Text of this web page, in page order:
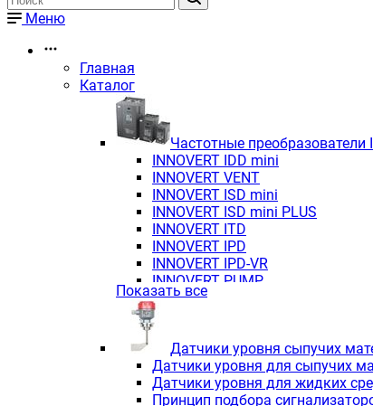
Меню
Главная
Каталог
Частотные преобразователи
INNOVERT IDD mini
INNOVERT VENT
INNOVERT ISD mini
INNOVERT ISD mini PLUS
INNOVERT ITD
INNOVERT IРD
INNOVERT IРD-VR
INNOVERT PUMP
Показать все
Датчики уровня сыпучих
Датчики уровня для сыпучих
Датчики уровня для жидких
Принцип подбора